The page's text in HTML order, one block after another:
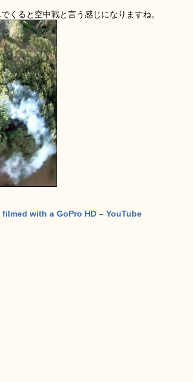
くると空中戦と言う感じになりますね。
with a GoPro HD – YouTube